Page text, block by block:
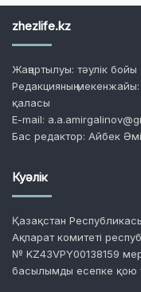
zhezlife.kz
Жаңартылуы: тәулік бойы
Редакцияның
қаласы
E-mail:
Бас редактор: Айбек
Куәлік
Қазақстан
Ақпарат комитеті
№ KZ43VPY00138159
басылымды есепке қою